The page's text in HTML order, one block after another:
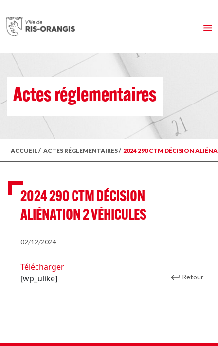
Actes réglementaires
ACCUEIL/ ACTES RÉGLEMENTAIRES/ 2024 290 CTM DÉCISION
2024 290 CTM DÉCISION
ALIÉNATION 2 VÉHICULES
02/12/2024
Télécharger
[wp_ulike]
Retour